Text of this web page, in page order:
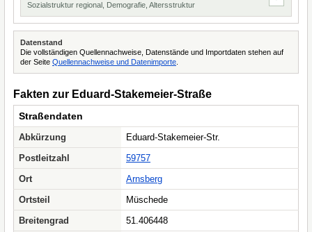
Sozialstruktur regional, Demografie, Altersstruktur
Datenstand
Die vollständigen Quellennachweise, Datenstände und Importdaten stehen auf
der Seite Quellennachweise und Datenimporte
Fakten zur Eduard-Stakemeier-Straße
Straßendaten
Abkürzung
Eduard-Stakemeier-Str.
Postleitzahl
59757
Ort
Arnsberg
Ortsteil
Müschede
Breitengrad
51.406448